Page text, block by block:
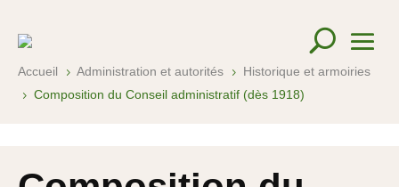
Accueil 5 Administration et autorités 5 Historique et armoiries
5 Composition du Conseil administratif (dès 1918)